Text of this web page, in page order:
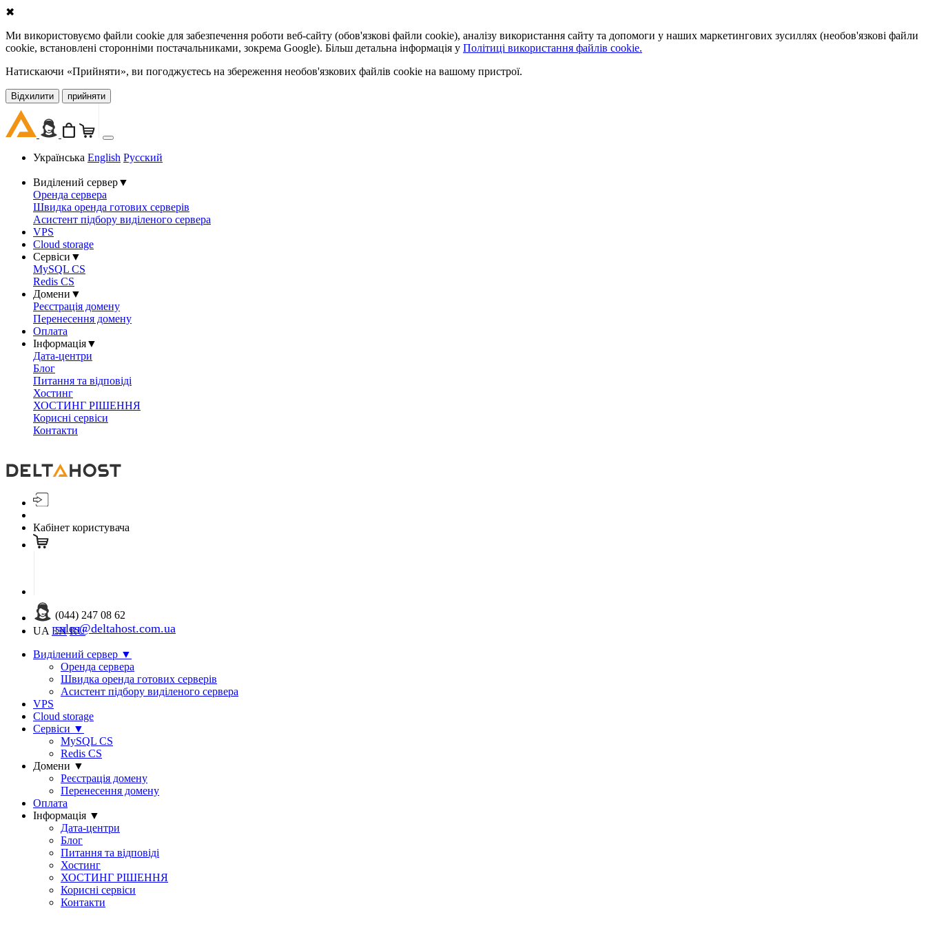
✖
Ми використовуємо файли cookie для забезпечення роботи веб-сайту (обов'язкові файли cookie), аналізу використання сайту та допомоги у наших маркетингових зусиллях (необов'язкові файли
cookie, встановлені сторонніми постачальниками, зокрема Google). Більш детальна інформація у Політиці використання файлів cookie.
Натискаючи «Прийняти», ви погоджуєтесь на збереження необов'язкових файлів cookie на вашому пристрої.
Відхилити прийняти
Українська English Русский
Виділений сервер▼
Оренда сервера
Швидка оренда готових серверів
Асистент підбору виділеного сервера
VPS
Cloud storage
Сервіси ▼
MySQL CS
Redis CS
Домени ▼
Реєстрація домену
Перенесення домену
Оплата
Інформація▼
Дата-центри
Блог
Питання та відповіді
Хостинг
ХОСТИНГ РІШЕННЯ
Корисні сервіси
Контакти
Кабінет користувача
(044) 247 08 62
sales@deltahost.com.ua
UA EN RU
Виділений сервер ▼
Оренда сервера
Швидка оренда готових серверів
Асистент підбору виділеного сервера
VPS
Cloud storage
Сервіси ▼
MySQL CS
Redis CS
Домени ▼
Реєстрація домену
Перенесення домену
Оплата
Інформація ▼
Дата-центри
Блог
Питання та відповіді
Хостинг
ХОСТИНГ РІШЕННЯ
Корисні сервіси
Контакти